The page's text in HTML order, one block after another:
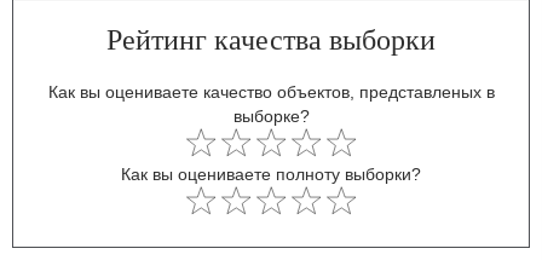
Рейтинг качества выборки
Как вы оцениваете качество объектов, представленых в
выборке?
Как вы оцениваете полноту выборки?